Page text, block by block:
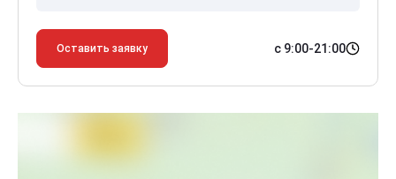
Оставить заявку с 9:00-21:00